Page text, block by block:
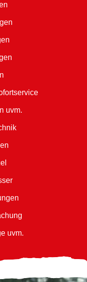
uvm.
uvm.